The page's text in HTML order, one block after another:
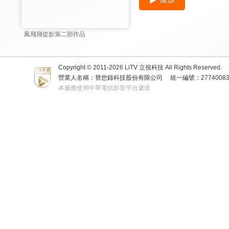
鳳飛飛從影第二部作品
Copyright © 2011-2026 LiTV 立視科技 All Rights Reserved.
營業人名稱：替您錄科技股份有限公司
統一編號：
本服務使用中華電信影音平台遞送